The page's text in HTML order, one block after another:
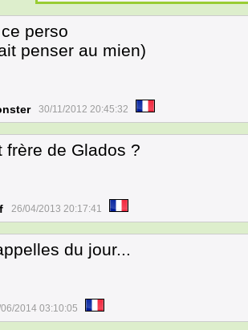
perso
penser au mien)
30/11/2012 20:45:32
frère de Glados ?
26/04/2013 20:17:41
du jour...
2014 03:10:05